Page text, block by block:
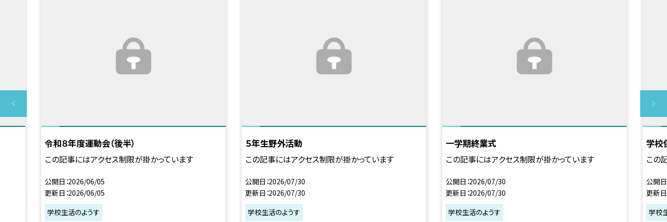
令和８年度運動会（後半）
この記事にはアクセス制限が掛かっています
公開日 2026/06/05
更新日 2026/06/05
学校生活のようす
５年生野外活動
この記事にはアクセス制限が掛かっています
公開日 2026/07/30
更新日 2026/07/30
学校生活のようす
一学期終業式
この記事にはアクセス制限が掛かっています
公開日 2026/07/30
更新日 2026/07/30
学校生活のようす
学校
この
公開日
更新日
学校